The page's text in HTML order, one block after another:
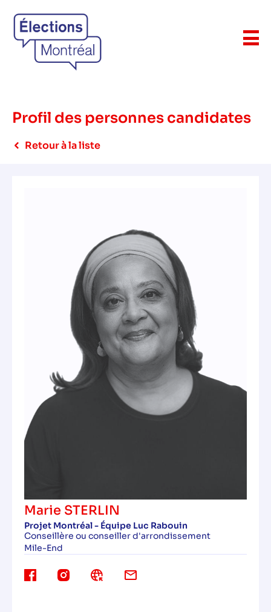
Profil des personnes candidates
Retour à la liste
Marie STERLIN
Projet Montréal - Équipe Luc Rabouin
Conseillère ou conseiller d'arrondissement
Mile-End